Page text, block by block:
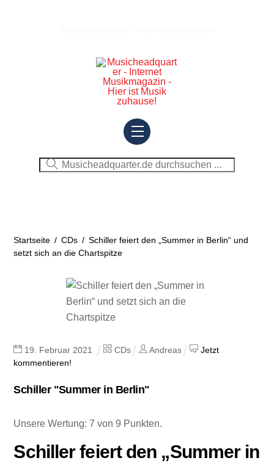
Menu
Startseite / CDs / Schiller feiert den „Summer in Berlin“ und
setzt sich an die Chartspitze
19 Februar 2021 CDs Andreas
Jetzt
kommentieren!
Schiller "Summer in Berlin"
Unsere Wertung: 7 von 9 Punkten.
Schiller feiert den „Summer in